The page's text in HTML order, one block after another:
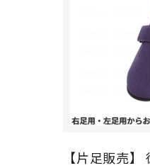
【片足販売